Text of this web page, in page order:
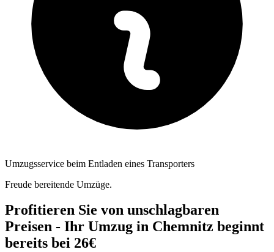
Umzugsservice beim Entladen eines Transporters
Freude bereitende Umzüge.
Profitieren Sie von unschlagbaren
Preisen - Ihr Umzug in Chemnitz beginnt
bereits bei 26€